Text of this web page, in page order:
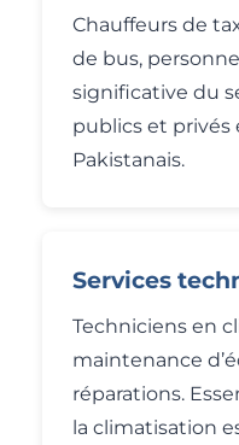
Chauffeurs de
de bus,
significative du
publics et privés
Pakistanais.
Services
Techniciens en
maintenance
réparations.
la climatisation